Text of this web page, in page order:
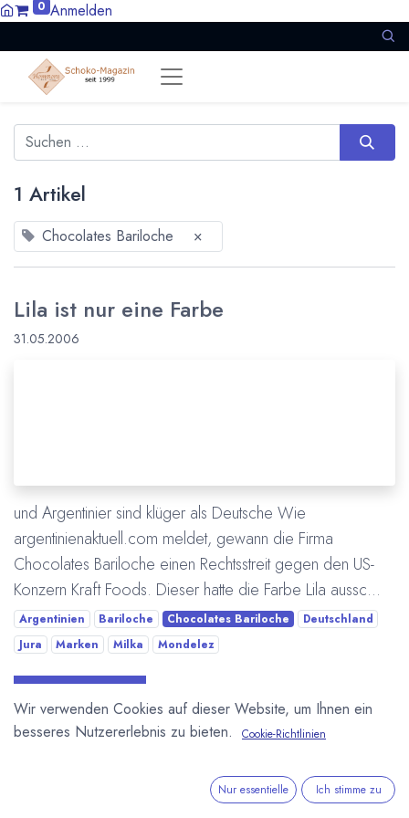
0 Anmelden
1 Artikel
Chocolates Bariloche ×
Lila ist nur eine Farbe
31.05.2006
und Argentinier sind klüger als Deutsche Wie
argentinienaktuell.com meldet, gewann die Firma
Chocolates Bariloche einen Rechtsstreit gegen den US-
Konzern Kraft Foods. Dieser hatte die Farbe Lila aussc...
Argentinien Bariloche Chocolates Bariloche
Deutschland
Jura
Marken Milka Mondelez
ÜBER UNS
In unserem Blog berichten wir über die große weite Welt von
Wir verwenden Cookies auf dieser Website, um Ihnen ein
besseres Nutzererlebnis zu bieten.
Cookie-Richtlinien
Nur essentielle Ich stimme zu